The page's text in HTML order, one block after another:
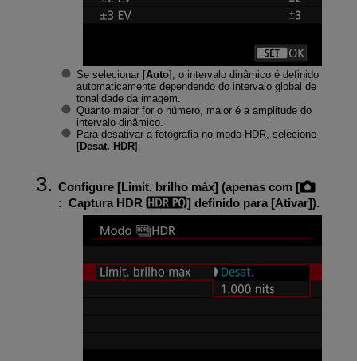
Se selecionar [Auto], o intervalo dinâmico é definido
automaticamente dependendo do intervalo global de
tonalidade da imagem.
Quanto maior for o número, maior é a amplitude do
intervalo dinâmico.
Para desativar a fotografia no modo HDR, selecione
[Desat. HDR].
Configure [Limit. brilho máx] (apenas com [
: Captura HDR ] definido para [Ativar]).